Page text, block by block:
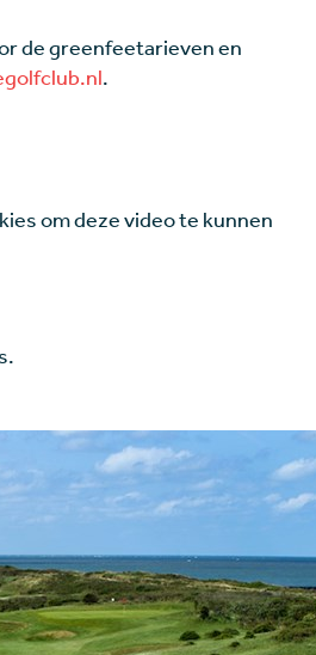
de greenfeetarieven en
.
om deze video te kunnen